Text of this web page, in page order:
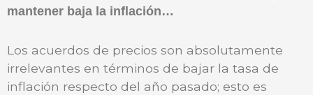
mantener baja la inflación…
Los acuerdos de precios son absolutamente
irrelevantes en términos de bajar la tasa de
inflación respecto del año pasado; esto es